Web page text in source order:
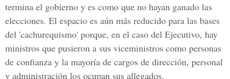
termina el gobierno y es como que no hayan ganado las
elecciones. El espacio es aún más reducido para las bases
del 'cachurequismo' porque, en el caso del Ejecutivo, hay
ministros que pusieron a sus viceministros como personas
de confianza y la mayoría de cargos de dirección, personal
y administración los ocupan sus allegados.